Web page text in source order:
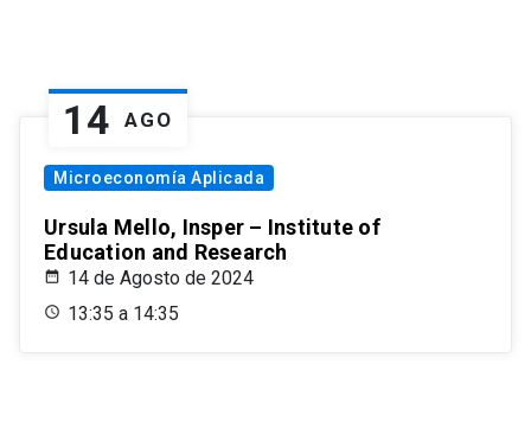
14 AGO
Microeconomía Aplicada
Ursula Mello, Insper – Institute of
Education and Research
14 de Agosto de 2024
13:35 a 14:35